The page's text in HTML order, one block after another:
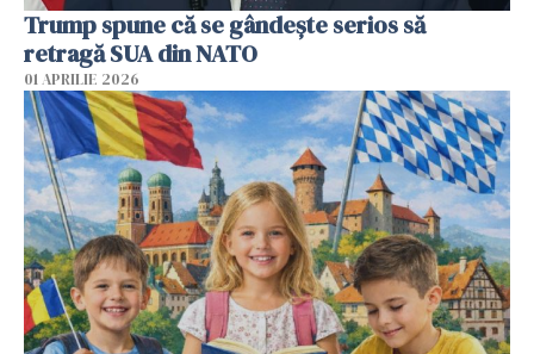
Trump spune că se gândeşte serios să
retragă SUA din NATO
01 APRILIE 2026